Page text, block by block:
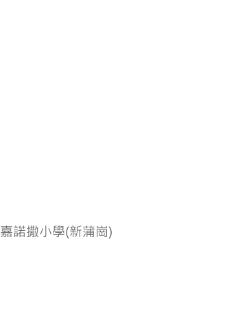
嘉諾撒小學(新蒲崗)